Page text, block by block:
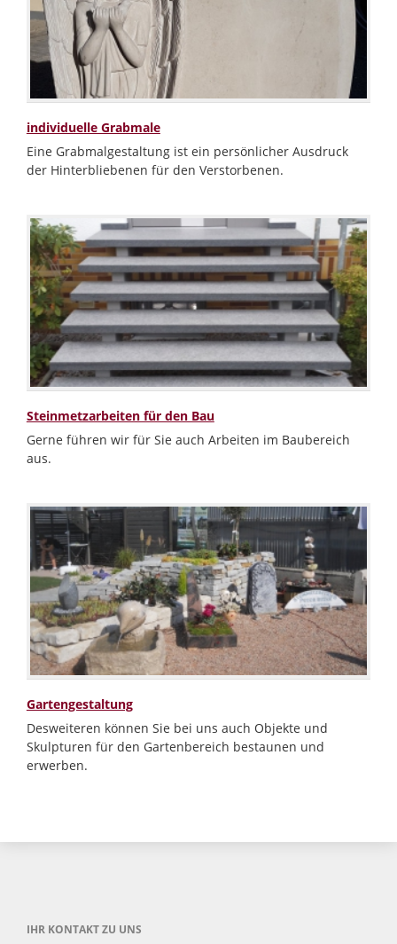
individuelle Grabmale
Eine Grabmalgestaltung ist ein persönlicher Ausdruck
der Hinterbliebenen für den Verstorbenen.
Steinmetzarbeiten für den Bau
Gerne führen wir für Sie auch Arbeiten im Baubereich
aus.
Gartengestaltung
Desweiteren können Sie bei uns auch Objekte und
Skulpturen für den Gartenbereich bestaunen und
erwerben.
IHR KONTAKT ZU UNS